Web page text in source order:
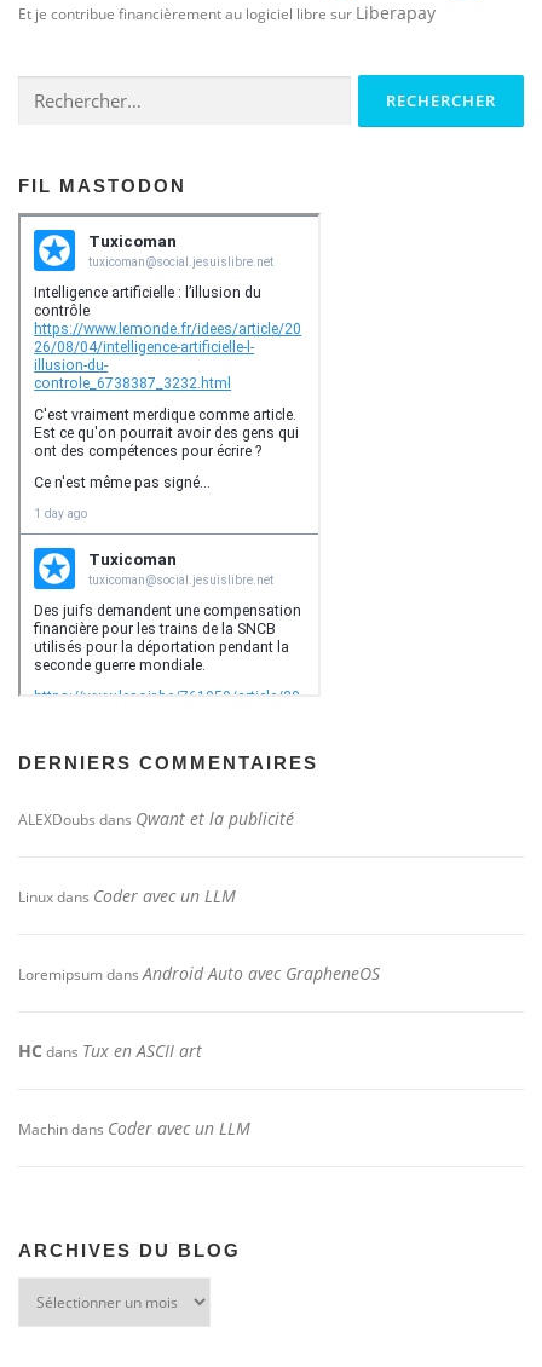
Et je contribue financièrement au logiciel libre sur Liberapay
FIL MASTODON
DERNIERS COMMENTAIRES
ALEXDoubs dans Qwant et la publicité
Linuxdans Coder avec un LLM
LoremipsumdansAndroid Auto avec GrapheneOS
HC dans Tux en ASCII art
Machindans Coder avec un LLM
ARCHIVES DU BLOG